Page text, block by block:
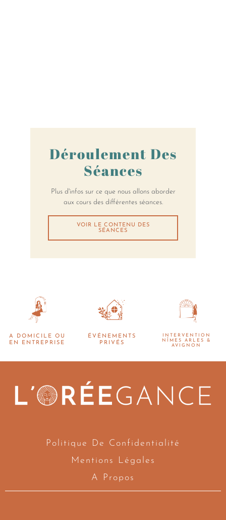
Déroulement Des
Séances
Plus d'infos sur ce que nous allons aborder
aux cours des différentes séances.
VOIR LE CONTENU DES
SÉANCES
A DOMICILE OU
EN ENTREPRISE
ÉVÉNEMENTS
PRIVÉS
INTERVENTION
NÎMES ARLES &
AVIGNON
Politique De Confidentialité
Mentions Légales
A Propos